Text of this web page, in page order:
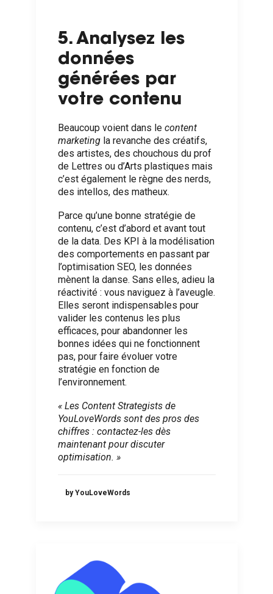
5. Analysez les
données
générées par
votre contenu
Beaucoup voient dans le content
marketingla revanche des créatifs,
des artistes, des chouchous du prof
de Lettres ou d’Arts plastiques mais
c’est également le règne des nerds,
des intellos, des matheux.
Parce qu’une bonne stratégie de
contenu, c’est d’abord et avant tout
de la data. Des KPI à la modélisation
des comportements en passant par
l’optimisation SEO, les données
mènent la danse. Sans elles, adieu la
réactivité : vous naviguez à l’aveugle.
Elles seront indispensables pour
valider les contenus les plus
efficaces, pour abandonner les
bonnes idées qui ne fonctionnent
pas, pour faire évoluer votre
stratégie en fonction de
l’environnement.
« Les Content Strategists de
YouLoveWords sont des pros des
chiffres : contactez-les dès
maintenant pour discuter
optimisation. »
by YouLoveWords